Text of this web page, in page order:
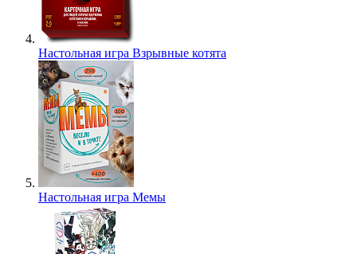
Настольная игра Взрывные котята
Настольная игра Мемы